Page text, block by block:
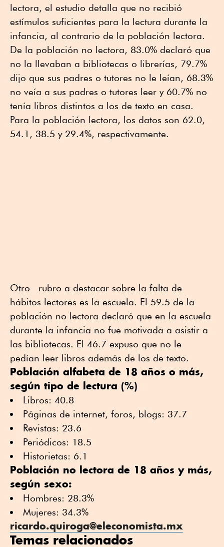
lectora, el estudio detalla que no recibió
estímulos suficientes para la lectura durante la
infancia, al contrario de la población lectora.
De la población no lectora, 83.0% declaró que
no la llevaban a bibliotecas o librerías, 79.7%
dijo que sus padres o tutores no le leían, 68.3%
no veía a sus padres o tutores leer y 60.7% no
tenía libros distintos a los de texto en casa.
Para la población lectora, los datos son 62.0,
54.1, 38.5 y 29.4%, respectivamente.
Otro rubro a destacar sobre la falta de
hábitos lectores es la escuela. El 59.5 de la
población no lectora declaró que en la escuela
durante la infancia no fue motivada a asistir a
las bibliotecas. El 46.7 expuso que no le
pedían leer libros además de los de texto.
Población alfabeta de 18 años o más,
según tipo de lectura (%)
Libros: 40.8
Páginas de internet, foros, blogs: 37.7
Revistas: 23.6
Periódicos: 18.5
Historietas: 6.1
Población no lectora de 18 años y más,
según sexo:
Hombres: 28.3%
Mujeres: 34.3%
ricardo.quiroga@eleconomista.mx
Temas relacionados